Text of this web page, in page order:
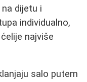
dijetu i
individualno,
najviše
salo putem